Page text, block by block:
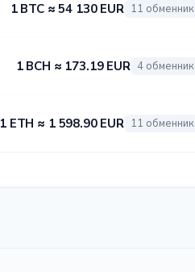
1 BTC ≈ 54 130 EUR 11
1 BCH ≈ 173.19 EUR 4
1 ETH ≈ 1 598.90 EUR 11